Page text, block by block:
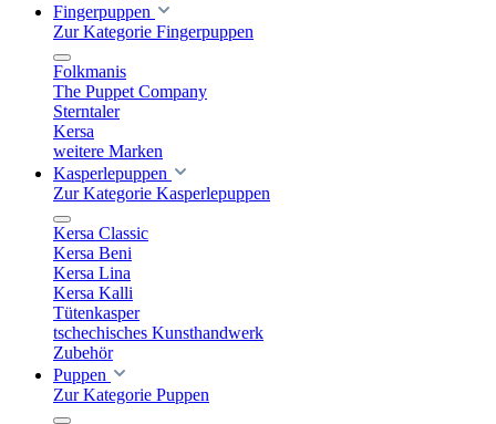
Fingerpuppen
Zur Kategorie Fingerpuppen
Folkmanis
The Puppet Company
Sterntaler
Kersa
weitere Marken
Kasperlepuppen
Zur Kategorie Kasperlepuppen
Kersa Classic
Kersa Beni
Kersa Lina
Kersa Kalli
Tütenkasper
tschechisches Kunsthandwerk
Zubehör
Puppen
Zur Kategorie Puppen